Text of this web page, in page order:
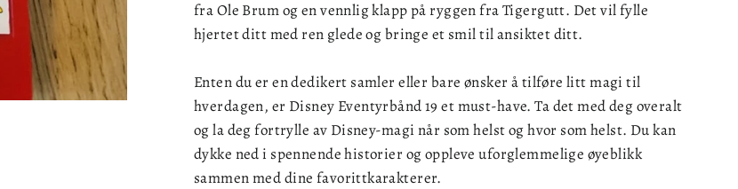
fra Ole Brum og en vennlig klapp på ryggen fra Tigergutt. Det vil fylle
hjertet ditt med ren glede og bringe et smil til ansiktet ditt.
Enten du er en dedikert samler eller bare ønsker å tilføre litt magi til
hverdagen, er Disney Eventyrbånd 19 et must-have. Ta det med deg overalt
og la deg fortrylle av Disney-magi når som helst og hvor som helst. Du kan
dykke ned i spennende historier og oppleve uforglemmelige øyeblikk
sammen med dine favorittkarakterer.